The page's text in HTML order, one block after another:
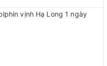
vịnh Hạ Long 1 ngày